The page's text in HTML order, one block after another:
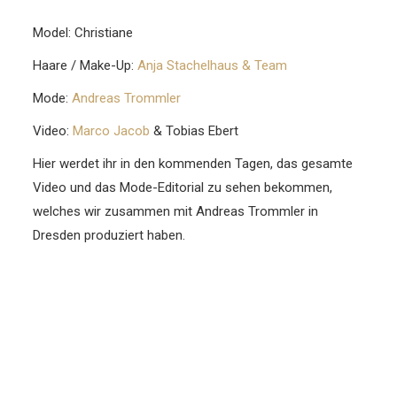
Model: Christiane
Haare / Make-Up:Anja Stachelhaus & Team
Mode:Andreas Trommler
Video:Marco Jacob & Tobias Ebert
Hier werdet ihr in den kommenden Tagen, das gesamte
Video und das Mode-Editorial zu sehen bekommen,
welches wir zusammen mit Andreas Trommler in
Dresden produziert haben.